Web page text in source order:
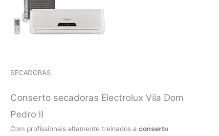
SECADORAS
Conserto secadoras Electrolux Vila Dom
Pedro II
Com profissionais altamente treinados aconserto